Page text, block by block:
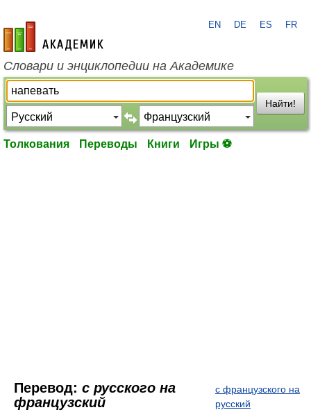
academic.ru
EN DE ES FR
Словари и энциклопедии на Академике
Найти!
Толкования Переводы Книги Игры ⚽
Перевод: с русского на
французский
с французского на
русский